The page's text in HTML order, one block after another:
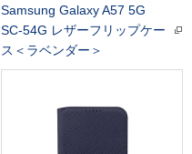
Samsung Galaxy A57 5G
SC-54G レザーフリップケー
ス＜ラベンダー＞